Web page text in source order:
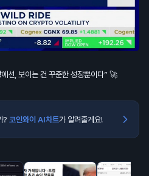
선, 보이는 건 꾸준한 성장뿐이다” 🚀
? 코인와이 AI차트가 알려줄게요!